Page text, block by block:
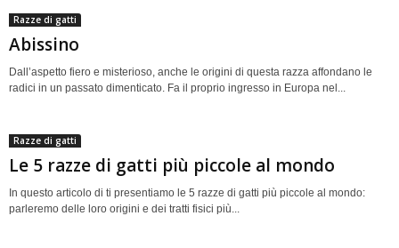
Razze di gatti
Abissino
Dall’aspetto fiero e misterioso, anche le origini di questa razza affondano le
radici in un passato dimenticato. Fa il proprio ingresso in Europa nel...
Razze di gatti
Le 5 razze di gatti più piccole al mondo
In questo articolo di ti presentiamo le 5 razze di gatti più piccole al mondo:
parleremo delle loro origini e dei tratti fisici più...